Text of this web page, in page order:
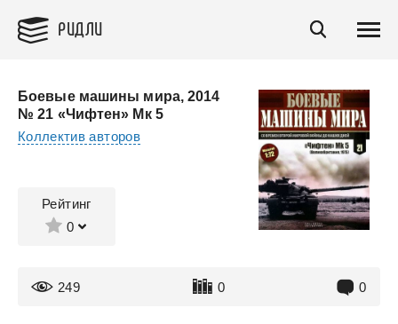
РИДЛИ
Боевые машины мира, 2014
№ 21 «Чифтен» Мк 5
Коллектив авторов
Рейтинг
0
249 0 0